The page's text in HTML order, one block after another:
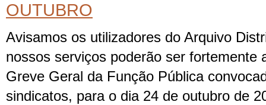
OUTUBRO
Avisamos os utilizadores do Arquivo
nossos serviços poderão ser fortemente
Greve Geral da Função Pública
sindicatos, para o dia 24 de outubro de